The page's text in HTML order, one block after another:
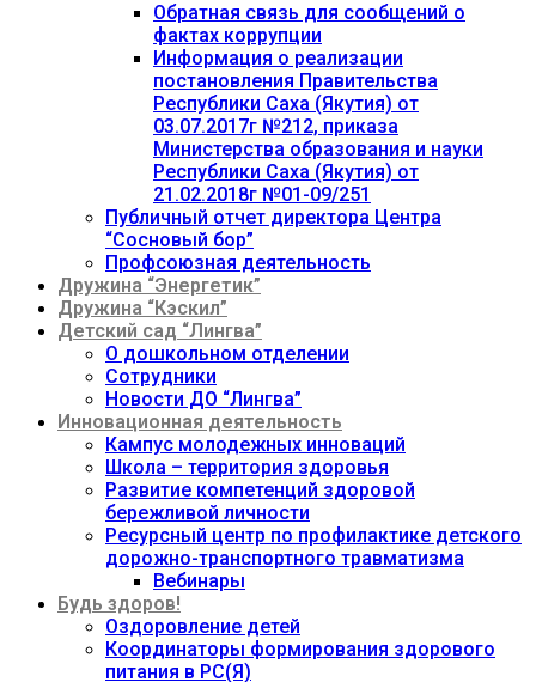
Обратная связь для сообщений о
фактах коррупции
Информация о реализации
постановления Правительства
Республики Саха (Якутия) от
03.07.2017г №212, приказа
Министерства образования и науки
Республики Саха (Якутия) от
21.02.2018г №01-09/251
Публичный отчет директора Центра
“Сосновый бор”
Профсоюзная деятельность
Дружина “Энергетик”
Дружина “Кэскил”
Детский сад “Лингва”
О дошкольном отделении
Сотрудники
Новости ДО “Лингва”
Инновационная деятельность
Кампус молодежных инноваций
Школа – территория здоровья
Развитие компетенций здоровой
бережливой личности
Ресурсный центр по профилактике детского
дорожно-транспортного травматизма
Вебинары
Будь здоров!
Оздоровление детей
Координаторы формирования здорового
питания в РС(Я)